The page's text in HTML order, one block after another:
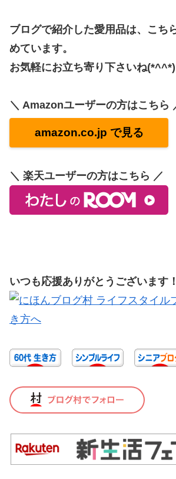
ブログで紹介した愛用品は、こち
めています。
お気軽にお立ち寄り下さいね(*^^*)
＼ Amazonユーザーの方はこちら
amazon.co.jp で見る
＼ 楽天ユーザーの方はこちら ／
いつも応援ありがとうございます！